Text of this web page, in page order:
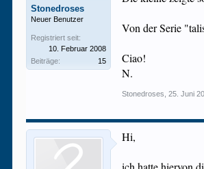
Stonedroses
Neuer Benutzer
Registriert seit:
10. Februar 2008
Beiträge:
15
Von der Serie
Ciao!
N.
Stonedroses 25. Juni
Hi,